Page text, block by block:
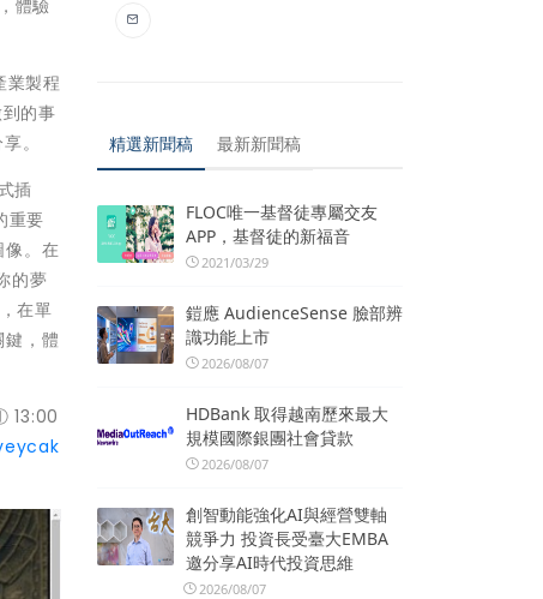
體驗
業製程
的事
。
插
重要
。在
的夢
在單
，體
13:00
精選新聞稿 最新新聞稿
FLOC唯一基督徒專屬交友
APP，基督徒的新福音
2021/03/29
鎧應 AudienceSense 臉部辨
識功能上市
2026/08/07
HDBank 取得越南歷來最大
規模國際銀團社會貸款
2026/08/07
創智動能強化AI與經營雙軸
競爭力 投資長受臺大EMBA
邀分享AI時代投資思維
2026/08/07